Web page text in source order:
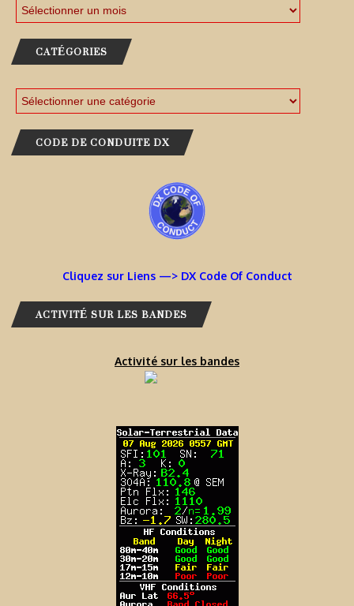
CATÉGORIES
CODE DE CONDUITE DX
Cliquez sur Liens —> DX Code Of Conduct
ACTIVITÉ SUR LES BANDES
Activité sur les bandes